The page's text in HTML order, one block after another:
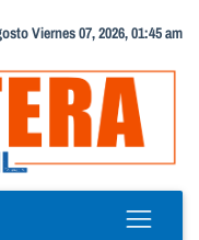
Viernes 07, 2026, 01:45 am